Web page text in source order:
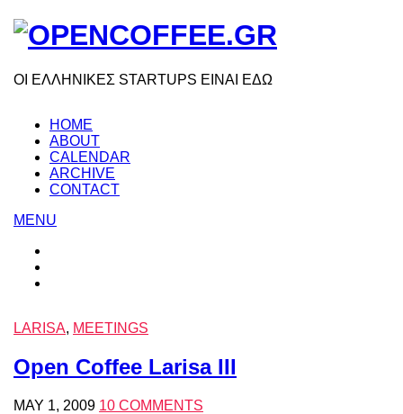
ΟΙ ΕΛΛΗΝΙΚΕΣ STARTUPS ΕΙΝΑΙ ΕΔΩ
HOME
ABOUT
CALENDAR
ARCHIVE
CONTACT
MENU
LARISA, MEETINGS
Open Coffee Larisa III
MAY 1, 2009 10 COMMENTS